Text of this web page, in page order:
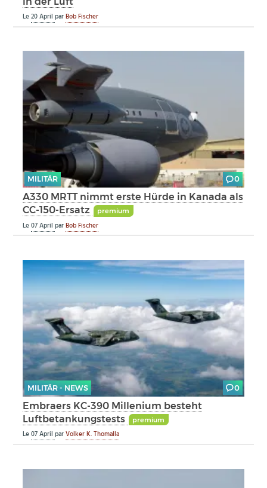
Le20 AprilparBob Fischer
MILITÄR 0
A330 MRTT nimmt erste Hürde in Kanada als
CC-150-Ersatz
premium
Le07 AprilparBob Fischer
MILITÄR - NEWS 0
Embraers KC-390 Millenium besteht
Luftbetankungstests
premium
Le07 AprilparVolker K. Thomalla